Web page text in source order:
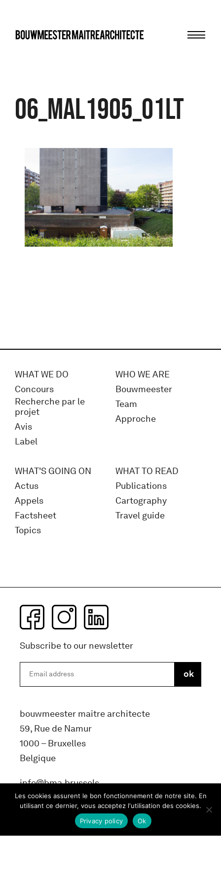
06_MAL1905_01LT
WHAT WE DO
Concours
Recherche par le
projet
Avis
Label
WHO WE ARE
Bouwmeester
Team
Approche
WHAT'S GOING ON
Actus
Appels
Factsheet
Topics
WHAT TO READ
Publications
Cartography
Travel guide
Subscribe to our newsletter
bouwmeester maitre architecte
59, Rue de Namur
1000 – Bruxelles
Belgique
info@bma.brussels
Les cookies assurent le bon fonctionnement de notre site. En
utilisant ce dernier, vous acceptez l'utilisation des cookies.
Ok
Privacy policy